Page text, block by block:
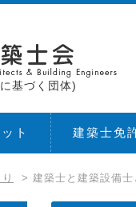
基づく団体)
ト 建築士免
> 建築士と建築設備